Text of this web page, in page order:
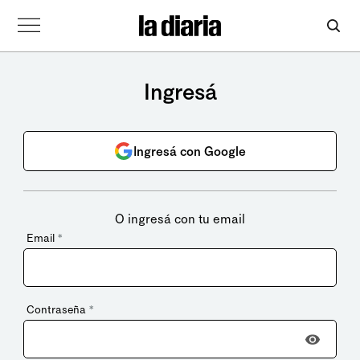
Ingresá
Ingresá con Google
O ingresá con tu email
Email *
Contraseña *